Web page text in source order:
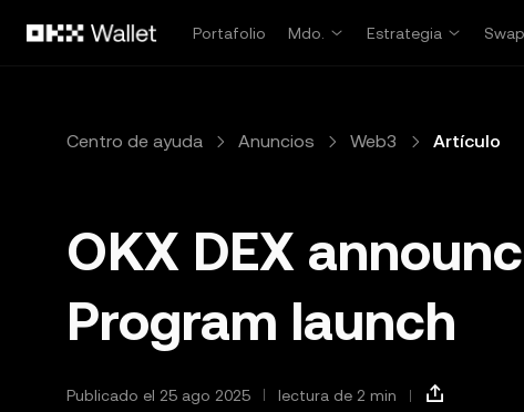
Portafolio
Mdo. Estrategia Swap
Centro de ayuda Anuncios Web3 Artículo
OKX DEX
Program launch
Publicado el 25 ago 2025 lectura de 2 min